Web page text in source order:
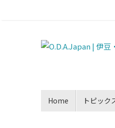
Home トピック